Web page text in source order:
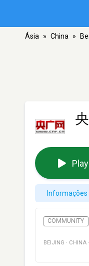
Ásia » China »
Informações
COMMUNITY
BEIJING · CHINA ·